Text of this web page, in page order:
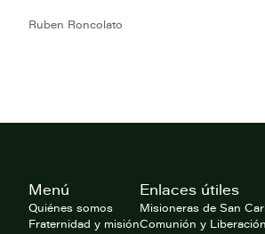
Ruben Roncolato
website
Menú
Quiénes somos
Fraternidad y misión
Enlaces útiles
Misioneras de San
Comunión y Liberación